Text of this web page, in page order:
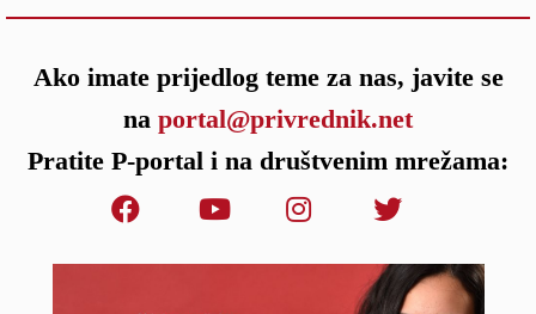
Ako imate prijedlog teme za nas, javite se
na portal@privrednik.net
Pratite P-portal i na društvenim mrežama: